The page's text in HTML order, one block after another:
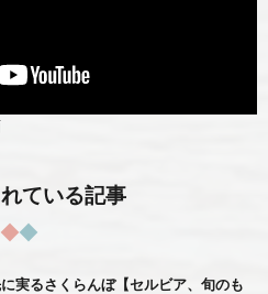
ている記事
実るさくらんぼ【セルビア、旬のも